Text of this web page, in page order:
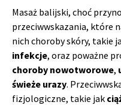
Masaż balijski, choć
przeciwwskazania, które
nich choroby skóry, takie
infekcje, oraz poważne
choroby nowotworowe,
świeże urazy.
fizjologiczne, takie jak